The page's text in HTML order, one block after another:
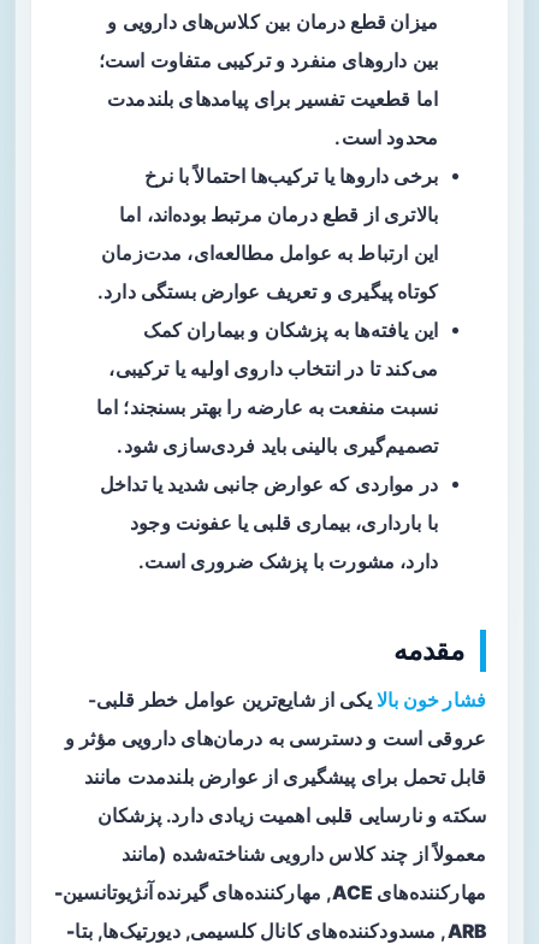
میزان قطع درمان بین کلاس‌های دارویی و
بین داروهای منفرد و ترکیبی متفاوت است؛
اما قطعیت تفسیر برای پیامدهای بلندمدت
محدود است.
برخی داروها یا ترکیب‌ها احتمالاً با نرخ
بالاتری از قطع درمان مرتبط بوده‌اند، اما
این ارتباط به عوامل مطالعه‌ای، مدت‌زمان
کوتاه پیگیری و تعریف عوارض بستگی دارد.
این یافته‌ها به پزشکان و بیماران کمک
می‌کند تا در انتخاب داروی اولیه یا ترکیبی،
نسبت منفعت به عارضه را بهتر بسنجند؛ اما
تصمیم‌گیری بالینی باید فردی‌سازی شود.
در مواردی که عوارض جانبی شدید یا تداخل
با بارداری، بیماری قلبی یا عفونت وجود
دارد، مشورت با پزشک ضروری است.
مقدمه
فشار خون بالایکی از شایع‌ترین عوامل خطر قلبی-
عروقی است و دسترسی به درمان‌های دارویی مؤثر و
قابل تحمل برای پیشگیری از عوارض بلندمدت مانند
سکته و نارسایی قلبی اهمیت زیادی دارد. پزشکان
معمولاً از چند کلاس دارویی شناخته‌شده (مانند
مهارکننده‌های ACE
, مهارکننده‌های گیرنده آنژیوتانسین-
ARB
, مسدودکننده‌های کانال کلسیمی,دیورتیک‌ها,بتا-